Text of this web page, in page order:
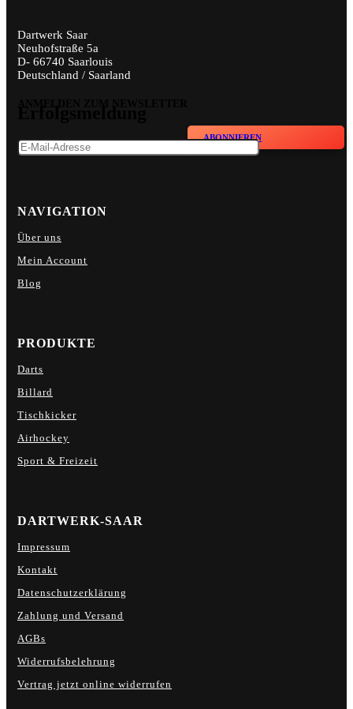
Dartwerk Saar
Neuhofstraße 5a
D- 66740 Saarlouis
Deutschland / Saarland
ABONNIEREN
NAVIGATION
Über uns
Mein Account
Blog
PRODUKTE
Darts
Billard
Tischkicker
Airhockey
Sport & Freizeit
DARTWERK-SAAR
Impressum
Kontakt
Datenschutzerklärung
Zahlung und Versand
AGBs
Widerrufsbelehrung
Vertrag jetzt online widerrufen